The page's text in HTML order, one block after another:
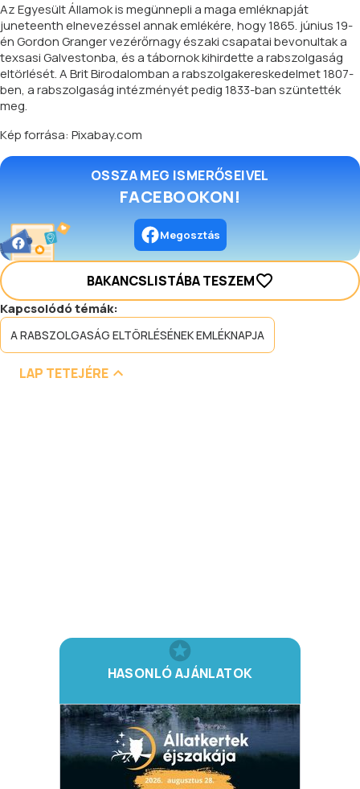
Az Egyesült Államok is megünnepli a maga emléknapját
juneteenth elnevezéssel annak emlékére, hogy 1865. június 19-
én Gordon Granger vezérőrnagy északi csapatai bevonultak a
texsasi Galvestonba, és a tábornok kihirdette a rabszolgaság
eltörlését. A Brit Birodalomban a rabszolgakereskedelmet 1807-
ben, a rabszolgaság intézményét pedig 1833-ban szüntették
meg.
Kép forrása: Pixabay.com
OSSZA MEG ISMERŐSEIVEL
FACEBOOKON!
Megosztás
BAKANCSLISTÁBA TESZEM
Kapcsolódó témák:
A RABSZOLGASÁG ELTÖRLÉSÉNEK EMLÉKNAPJA
LAP TETEJÉRE
HASONLÓ AJÁNLATOK